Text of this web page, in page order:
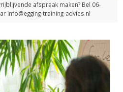
afspraak maken? Bel 06-
info@egging-training-advies.nl